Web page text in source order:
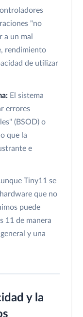
"no
a un mal
rendimiento
de utilizar
El sistema
errores
(BSOD) o
que la
e
Tiny11 se
que no
puede
11 de manera
y una
y la